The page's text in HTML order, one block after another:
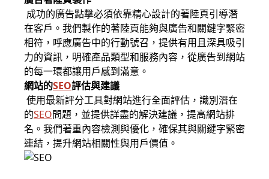
成功的廣告點擊必須依靠精心設計的著陸頁引導潛
在客戶。我們製作的著陸頁能夠與廣告和關鍵字緊密
相符，呼應廣告中的行動號召，提供有用且深具吸引
力的資訊，明確產品類型和服務內容，從廣告到網站
的每一環都讓用戶感到滿意。
網站的SEO評估與建議
使用最新評分工具對網站進行全面評估，識別潛在
的SEO問題，並提供詳盡的解決建議，提高網站排
名。我們著重內容檢測與優化，確保其與關鍵字緊密
連結，提升網站相關性與用戶價值。